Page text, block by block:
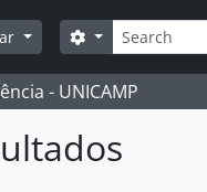
Buscar
Opções de busca
- UNICAMP